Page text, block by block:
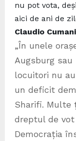
nu pot vota,
aici de ani de
Claudio Cumani
„În unele
Augsburg
locuitori nu
un deficit
Sharifi. Multe
dreptul de
Democrația